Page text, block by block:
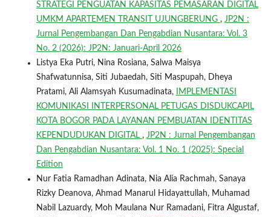
STRATEGI PENGUATAN KAPASITAS PEMASARAN DIGITAL
UMKM APARTEMEN TRANSIT UJUNGBERUNG , JP2N :
Jurnal Pengembangan Dan Pengabdian Nusantara: Vol. 3
No. 2 (2026): JP2N: Januari-April 2026
Listya Eka Putri, Nina Rosiana, Salwa Maisya
Shafwatunnisa, Siti Jubaedah, Siti Maspupah, Dheya
Pratami, Ali Alamsyah Kusumadinata,
IMPLEMENTASI
KOMUNIKASI INTERPERSONAL PETUGAS DISDUKCAPIL
KOTA BOGOR PADA LAYANAN PEMBUATAN IDENTITAS
KEPENDUDUKAN DIGITAL , JP2N : Jurnal Pengembangan
Dan Pengabdian Nusantara: Vol. 1 No. 1 (2025): Special
Edition
Nur Fatia Ramadhan Adinata, Nia Alia Rachmah, Sanaya
Rizky Deanova, Ahmad Manarul Hidayattullah, Muhamad
Nabil Lazuardy, Moh Maulana Nur Ramadani, Fitra Algustaf,